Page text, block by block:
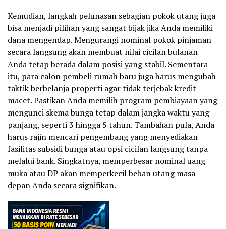
Kemudian, langkah pelunasan sebagian pokok utang juga
bisa menjadi pilihan yang sangat bijak jika Anda memiliki
dana mengendap. Mengurangi nominal pokok pinjaman
secara langsung akan membuat nilai cicilan bulanan
Anda tetap berada dalam posisi yang stabil. Sementara
itu, para calon pembeli rumah baru juga harus mengubah
taktik berbelanja properti agar tidak terjebak kredit
macet. Pastikan Anda memilih program pembiayaan yang
mengunci skema bunga tetap dalam jangka waktu yang
panjang, seperti 3 hingga 5 tahun. Tambahan pula, Anda
harus rajin mencari pengembang yang menyediakan
fasilitas subsidi bunga atau opsi cicilan langsung tanpa
melalui bank. Singkatnya, memperbesar nominal uang
muka atau DP akan memperkecil beban utang masa
depan Anda secara signifikan.